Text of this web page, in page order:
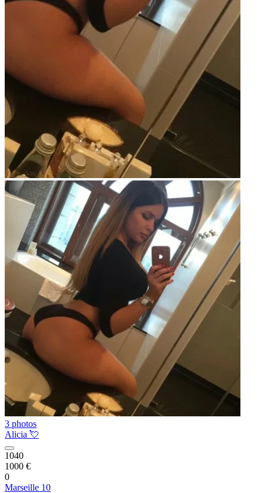
3 photos
Alicia 💘
1040
1000 €
0
Marseille 10